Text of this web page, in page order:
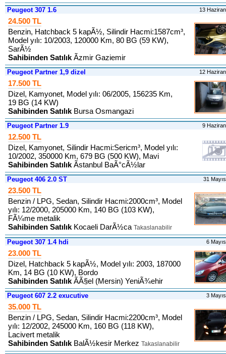
Peugeot 307 1.6 13
24.500 TL
Benzin, Hatchback 5 kapÃ½, Silindir Hacmi:1587cm³,
Model yılı: 10/2003, 120000 Km, 80 BG (59 KW),
SarÃ½
Sahibinden Satılık Ãzmir Gaziemir
Peugeot Partner 1,9 dizel 12
17.500 TL
Dizel, Kamyonet, Model yılı: 06/2005, 156235 Km,
19 BG (14 KW)
Sahibinden Satılık Bursa Osmangazi
Peugeot Partner 1.9 9
12.500 TL
Dizel, Kamyonet, Silindir Hacmi:Sericm³, Model yılı:
10/2002, 350000 Km, 679 BG (500 KW), Mavi
Sahibinden Satılık Ãstanbul BaÃ°cÃ½lar
Peugeot 406 2.0 ST 31
23.500 TL
Benzin / LPG, Sedan, Silindir Hacmi:2000cm³, Model
yılı: 12/2000, 205000 Km, 140 BG (103 KW),
FÃ¼me metalik
Sahibinden Satılık Kocaeli DarÃ½ca Takaslanabilir
Peugeot 307 1.4 hdi 6
23.000 TL
Dizel, Hatchback 5 kapÃ½, Model yılı: 2003, 187000
Km, 14 BG (10 KW), Bordo
Sahibinden Satılık ÃÃ§el (Mersin) YeniÃ¾ehir
Peugeot 607 2.2 exucutive 3
35.000 TL
Benzin / LPG, Sedan, Silindir Hacmi:2200cm³, Model
yılı: 12/2002, 245000 Km, 160 BG (118 KW),
Lacivert metalik
Sahibinden Satılık BalÃ½kesir Merkez Takaslanabilir